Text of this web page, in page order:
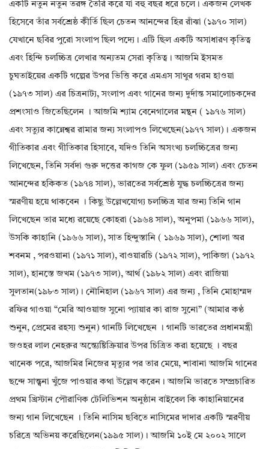
একটি নতুন নতুন তরঙ্গ তৈরি করে যা বহু বছর ধরে চলে। একজন লেখক
হিসেবে তাঁর সর্বশ্রেষ্ঠ কীর্তি ছিল চেতন আনন্দের হির রাঁঝা (১৯৭০ সাল)
যেখানে ছবির পুরো সংলাপ ছিল পদ্যে। এটি ছিল একটি অসাধারণ কৃতিত্ব
এবং হিন্দি চলচ্চিত্র লেখার অন্যতম সেরা কৃতিত্ব। আজমি ইসমত
চুঘতাইয়ের একটি গল্পের উপর ভিত্তি করে এমএস সাথুর গরম হাওয়া
(১৯৭৩ সাল) এর চিত্রনাট্য, সংলাপ এবং গানের জন্য দুর্দান্ত সমালোচকদের
প্রশংসাও জিতেছিলেন । আজমি শ্যাম বেনেগালের মন্থন ( ১৯৭৬ সাল)
এবং সত্যুর কান্নেশ্বর রামার জন্য সংলাপও লিখেছেন(১৯৭৭ সাল)। একজন
গীতিকার এবং গীতিকার হিসাবে, যদিও তিনি অসংখ্য চলচ্চিত্রের জন্য
লিখেছেন, তিনি সর্বদা গুরু দত্তের কাগজ কে ফুল (১৯৫৯ সাল) এবং চেতন
আনন্দের হকিকত (১৯৭৪ সাল), ভারতের সর্বশ্রেষ্ঠ যুদ্ধ চলচ্চিত্রের জন্য
স্মরণীয় হয়ে থাকবেন । কিছু উল্লেখযোগ্য চলচ্চিত্র যার জন্য তিনি গান
লিখেছেন তার মধ্যে রয়েছে কোহরা (১৯৬৪ সাল), অনুপমা (১৯৬৬ সাল),
উসকি কাহানি (১৯৬৬ সাল), সাত হিন্দুস্তানি ( ১৯৬৯ সাল), শোলা অর
শবনম , পরওয়ানা (১৯৭১ সাল), বাওয়ারচি (১৯৭২ সাল), পাকিজা (১৯৭২
সাল), হানস্তে জখম (১৯৭৩ সাল), আর্থ (১৯৮২ সাল) এবং রাজিয়া
সুলতান(১৯৮৩ সাল)। নৌনিহাল (১৯৬৭ সাল) এর জন্য , তিনি মোহাম্মদ
রফির গাওয়া “মেরি আওয়াজ সুনো প্যায়ার কা রাজ সুনো” (আমার কণ্ঠ
শুনুন, প্রেমের রহস্য শুনুন) গানটি লিখেছেন । গানটি ভারতের প্রধানমন্ত্রী
জওহর লাল নেহরুর অন্ত্যেষ্টিক্রিয়ার উপর চিত্রিত করা হয়েছে । বছর
খানেক পরে, আজমির নিজের মৃত্যুর পর তার মেয়ে, শাবানা আজমি গানের
ছন্দে সান্ত্বনা খুঁজে পাওয়ার কথা উল্লেখ করেন। আজমি ভারতে সম্প্রচারিত
প্রথম খ্রিস্টান পৌরাণিক টেলিভিশন অনুষ্ঠান বাইবেল কি কাহানিয়ানের
জন্য গান লিখেছেন । তিনি নাসিম ছবিতে নাসিমের দাদার একটি স্মরণীয়
চরিত্রে অভিনয় করেছিলেন(১৯৯৫ সাল)। আজমি ১০ই মে ২০০২ সালে